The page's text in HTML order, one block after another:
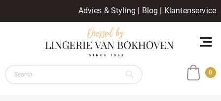
Advies & Styling | Blog | Klantenservice
0